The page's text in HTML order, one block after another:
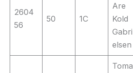
2604
56
50 1C
Are
Kold
Gabri
elsen
Toma